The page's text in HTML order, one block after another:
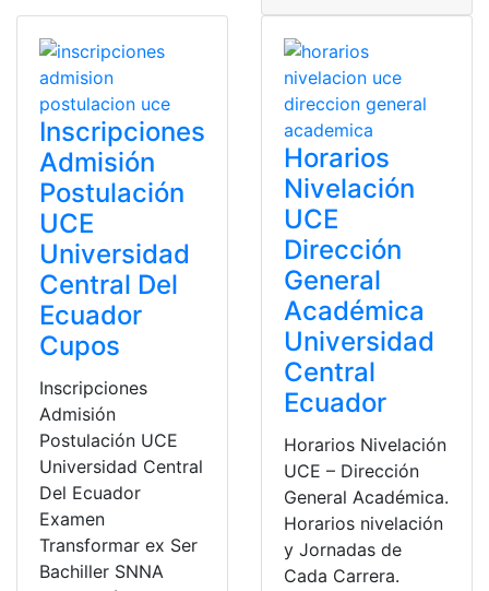
Inscripciones
Admisión
Postulación
UCE
Universidad
Central Del
Ecuador
Cupos
Inscripciones
Admisión
Postulación UCE
Universidad Central
Del Ecuador
Examen
Transformar ex Ser
Bachiller SNNA
Horarios
Nivelación
UCE
Dirección
General
Académica
Universidad
Central
Ecuador
Horarios Nivelación
UCE – Dirección
General Académica.
Horarios nivelación
y Jornadas de
Cada Carrera.